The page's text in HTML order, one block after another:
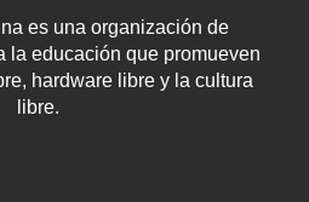
es una organización de
la educación que promueven
hardware libre y la cultura
libre.